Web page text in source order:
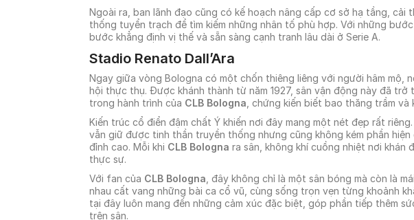
Ngoài ra, ban lãnh đạo cũng có kế hoạch nâng cấp cơ sở hạ tầng, cải
thống tuyển trạch để tìm kiếm những nhân tố phù hợp. Với những
bước khẳng định vị thế và sẵn sàng cạnh tranh lâu dài ở Serie A.
Stadio Renato Dall’Ara
Ngay giữa vòng Bologna có một chốn thiêng liêng với người hâm mộ,
hội thực thụ. Được khánh thành từ năm 1927, sân vận động này đã trở
trong hành trình của CLB Bologna , chứng kiến biết bao thăng trầm và
Kiến trúc cổ điển đậm chất Ý khiến nơi đây mang một nét đẹp rất
vẫn giữ được tinh thần truyền thống nhưng cũng không kém phần
đỉnh cao. Mỗi khi CLB Bologna ra sân, không khí cuồng nhiệt nơi khán
thực sự.
Với fan của CLB Bologna , đây không chỉ là một sân bóng mà còn là
nhau cất vang những bài ca cổ vũ, cùng sống trọn vẹn từng khoảnh
tại đây luôn mang đến những cảm xúc đặc biệt, góp phần tiếp thêm
trên sân.